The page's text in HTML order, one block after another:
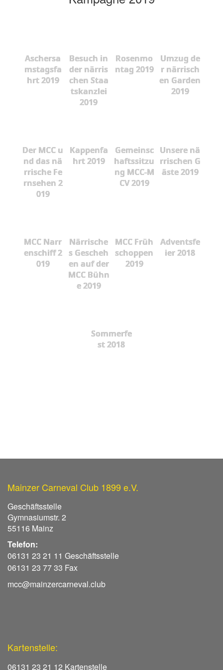
Aschersa
mstagsfa
hrt 2019
Besuch in
der närris
chen Staa
tskanzlei
2019
Rosenmo
ntag 2019
Umzug de
r närrisch
en Garden
2019
Der MCC u
nd das nä
rrische Fe
rnsehen 2
019
Kappenfa
hrt 2019
Gemeinsc
haftssitzu
ng MCC-M
CV 2019
Unsere nä
rrischen G
äste 2019
MCC Narr
enschiff 2
019
Närrische
s Gescheh
en auf der
MCC Bühn
e 2019
MCC Früh
schoppen
2019
Adventsfe
ier 2018
Sommerfe
st 2018
Mainzer Carneval Club 1899 e.V.
Geschäftsstelle
Gymnasiumstr. 2
55116 Mainz
Telefon:
06131 23 21 11 Geschäftsstelle
06131 23 77 33 Fax
mcc@mainzercarneval.club
Kartenstelle:
06131 23 21 12 Kartenstelle